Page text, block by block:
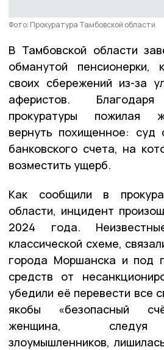
Фото: Прокуратура Тамбовской области
В Тамбовской области
обманутой пенсионерки,
своих сбережений из-за
аферистов. Благодаря
прокуратуры пожилая
вернуть похищенное: суд
банковского счета, на
возместить ущерб.
Как сообщили в
области, инцидент
2024 года.
классической схеме,
города Моршанска и под
средств от
убедили её перевести все
якобы «безопасный
женщина, следуя
злоумышленников,